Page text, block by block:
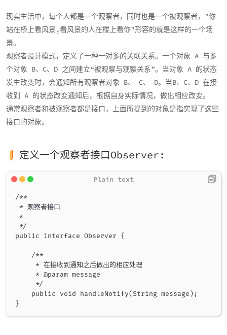
现实生活中，每个人都是一个观察者，同时也是一个被观察者，"你
站在桥上看风景,看风景的人在楼上看你"形容的就是这样的一个场
景。
观察者设计模式，定义了一种一对多的关联关系。一个对象 A 与多
个对象 B、C、D 之间建立“被观察与观察关系”。当对象 A 的状态
发生改变时，会通知所有观察者对象 B、 C、 D。当B、C、D 在接
收到 A 的状态改变通知后，根据自身实际情况，做出相应改变。
通常观察者和被观察者都是接口，上面所提到的对象是指实现了这些
接口的对象。
定义一个观察者接口Observer:
/**
* 观察者接口
*
*/
public interface Observer {
    /**
     * 在接收到通知之后做出的相应处理
     * @param message
     */
    public void handleNotify(String message);